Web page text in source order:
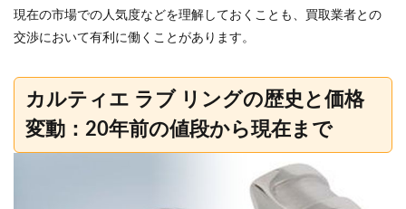
現在の市場での人気度などを理解しておくことも、買取業者との
交渉において有利に働くことがあります。
カルティエ ラブ リングの歴史と価格
変動：20年前の値段から現在まで